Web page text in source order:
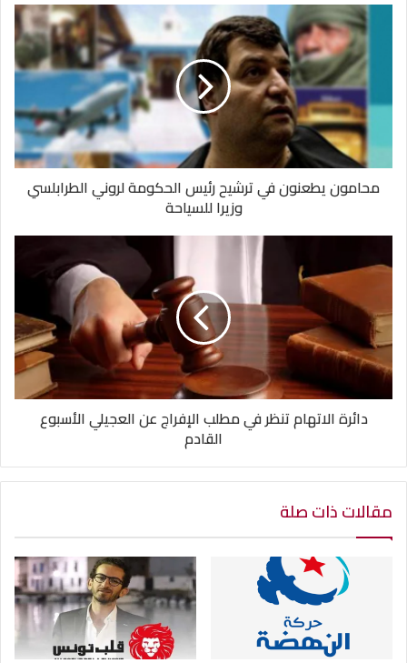
محامون يطعنون في ترشيح رئيس الحكومة لروني الطرابلسي
وزيرا للسياحة
دائرة الاتهام تنظر في مطلب الإفراج عن العجيلي الأسبوع
القادم
مقالات ذات صلة